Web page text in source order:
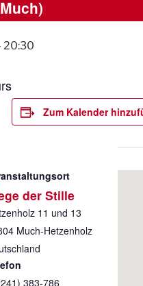
20:30
Zum Kalender
der Stille
11 und 13
Much-Hetzenholz
383-786